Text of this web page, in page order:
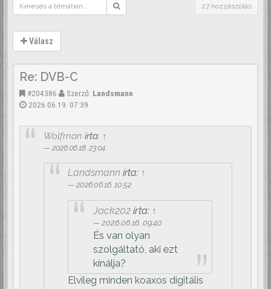
27 hozzászólás
Válasz
Re: DVB-C
#204386 Szerző: Landsmann
2026.06.19. 07:39
Wolfman írta: ↑
2026.06.18. 23:04
Landsmann írta: ↑
2026.06.16. 10:52
Jack202 írta: ↑
2026.06.16. 09:40
És van olyan
szolgáltató, aki ezt
kínálja?
Elvileg minden koaxos digitális